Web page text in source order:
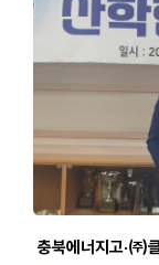
충북에너지고·㈜